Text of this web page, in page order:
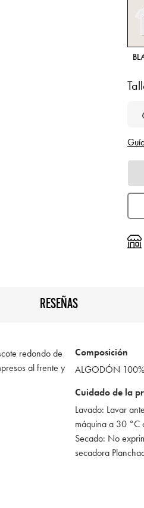
RESEÑAS
redondo de
al frente y
Composición
ALGODÓN 100%
Cuidado de la
Lavado: Lavar
máquina a 30 °C
Secado: No
secadora